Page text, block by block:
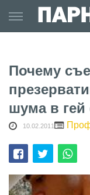
to
content
Почему
шума в гей
10.02.2011